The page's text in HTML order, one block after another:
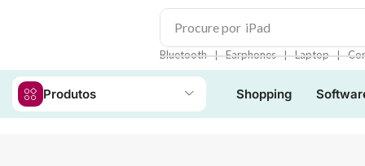
Procure por iPad
Bluetooth ❘ Earphones ❘ Laptop ❘
Produtos Shopping